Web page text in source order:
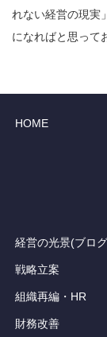
れない経営の現実
になればと思って
HOME
経営の光景(ブログ
戦略立案
組織再編・HR
財務改善